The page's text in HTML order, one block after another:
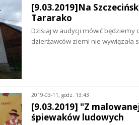
[9.03.2019]Na
Tararako
Dzisiaj w audycji mówić będziemy
dzierżawców ziemi nie wywiązała
2019-03-11, godz. 13:43
[9.03.2019] "Z
śpiewaków ludowych